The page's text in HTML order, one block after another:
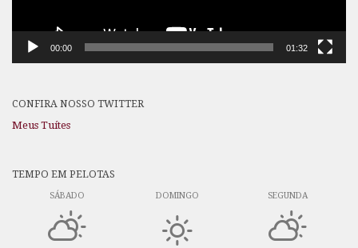
00:00 01:32
CONFIRA NOSSO TWITTER
Meus Tuítes
TEMPO EM PELOTAS
SÁBADO DOMINGO SEGUNDA